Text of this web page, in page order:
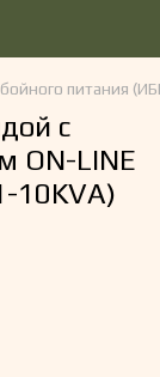
питания
с
ON-LINE
10KVA)